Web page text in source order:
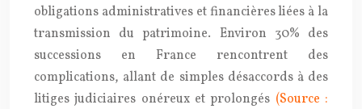
obligations administratives et financières liées à la
transmission du patrimoine. Environ 30% des
successions en France rencontrent des
complications, allant de simples désaccords à des
litiges judiciaires onéreux et prolongés (Source :